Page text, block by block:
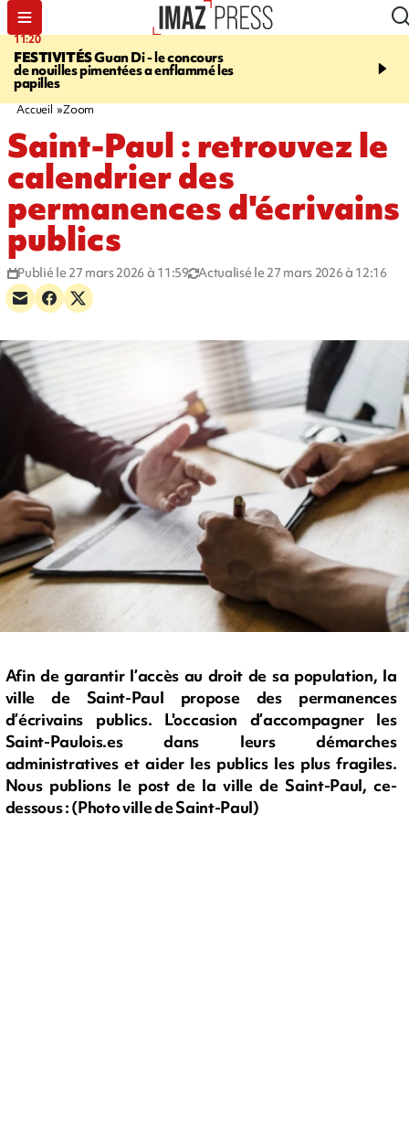
11:20
FESTIVITÉSGuan Di - le concours
de nouilles pimentées a enflammé les
papilles
16:35
gendarmes évacuent
Accueil Zoom
Saint-Paul : retrouvez le
calendrier des
permanences d'écrivains
publics
Publié le 27 mars 2026 à 11:59 Actualisé le 27 mars 2026 à 12:16
Afin de garantir l’accès au droit de sa population, la
ville de Saint-Paul propose des permanences
d’écrivains publics. L'occasion d’accompagner les
Saint-Paulois.es dans leurs démarches
administratives et aider les publics les plus fragiles.
Nous publions le post de la ville de Saint-Paul, ce-
dessous : (Photo ville de Saint-Paul)